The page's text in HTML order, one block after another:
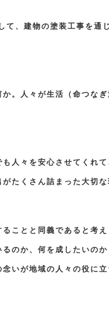
、建物の塗装工事を通
。人々が生活（命つな
人々を安心させてくれて
たくさん詰まった大切な
ことと同義であると考え
のか、何を成したいの
いが地域の人々の役に